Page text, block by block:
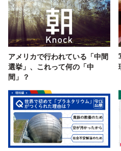
アメリカで行われている「中間
選挙」、これって何の「中
間」？